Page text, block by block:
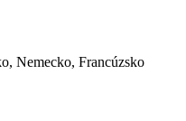
Nemecko, Francúzsko